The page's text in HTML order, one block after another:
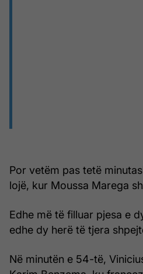
Por vetëm pas tetë
lojë, kur Moussa Marega
Edhe më të filluar pjesa e
edhe dy herë të tjera
Në minutën e 54-të,